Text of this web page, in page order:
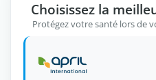
Choisissez la
Protégez votre santé lors de